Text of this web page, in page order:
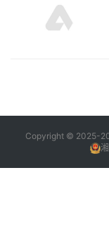
Copyright © 2025-